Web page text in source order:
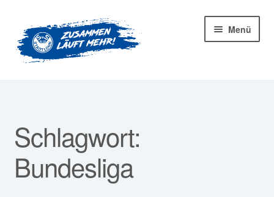
Navigation
springen
Zum
Inhalt
springen
Menü
Unser Verein
Abteilungen
Schlagwort:
Bundesliga